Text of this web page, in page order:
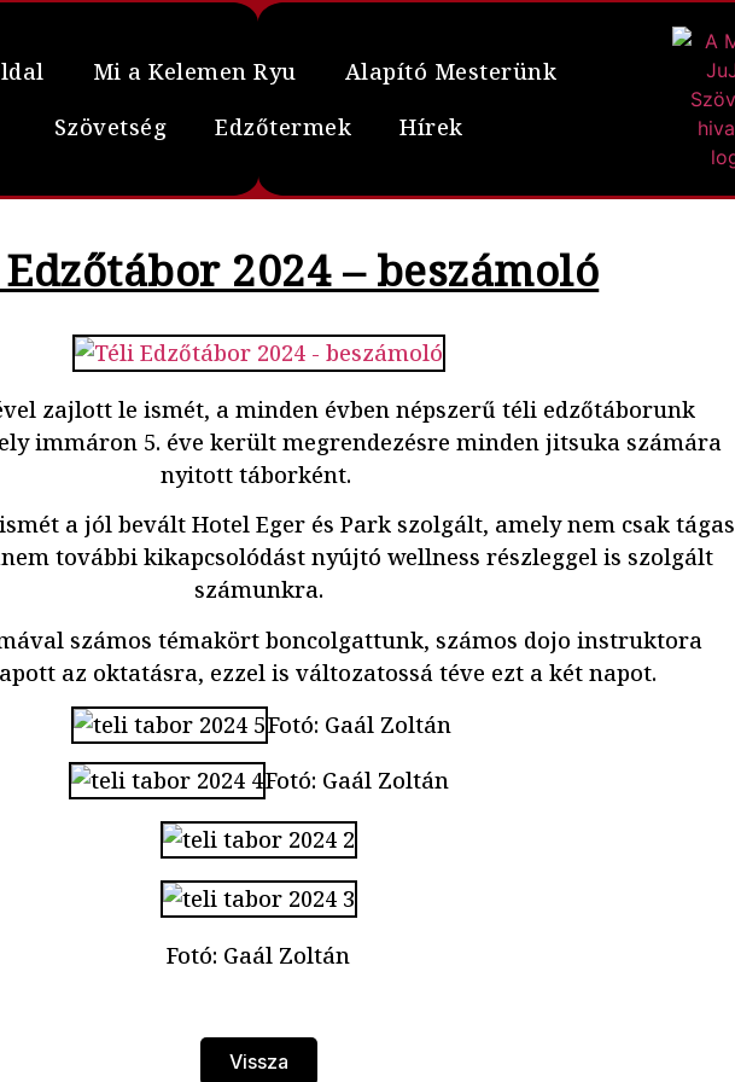
Mi a Kelemen Ryu
Alapító Mesterünk
Szövetség
Edzőtermek Hírek
2024 – beszámoló
zajlott le ismét, a minden évben népszerű téli edzőtáborunk
immáron 5. éve került megrendezésre minden jitsuka számára
nyitott táborként.
a jól bevált Hotel Eger és Park szolgált, amely nem csak tágas
további kikapcsolódást nyújtó wellness részleggel is szolgált
számunkra.
számos témakört boncolgattunk, számos dojo instruktora
az oktatásra, ezzel is változatossá téve ezt a két napot.
Fotó: Gaál Zoltán
Fotó: Gaál Zoltán
Fotó: Gaál Zoltán
Vissza